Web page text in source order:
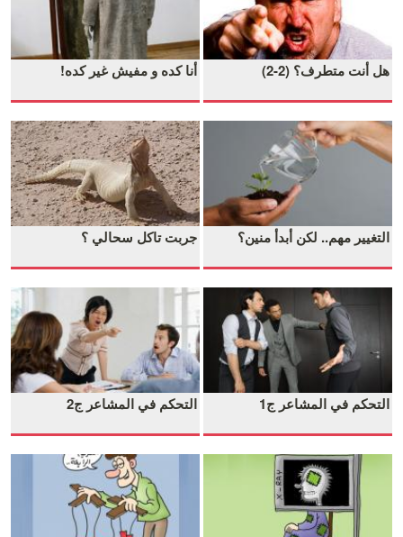
هل أنت متطرف؟ (2-2) أنا كده و مفيش غير كده!
التغيير مهم.. لكن أبدأ منين؟ جربت تاكل سحالي ؟
التحكم في المشاعر ج1 التحكم في المشاعر ج2